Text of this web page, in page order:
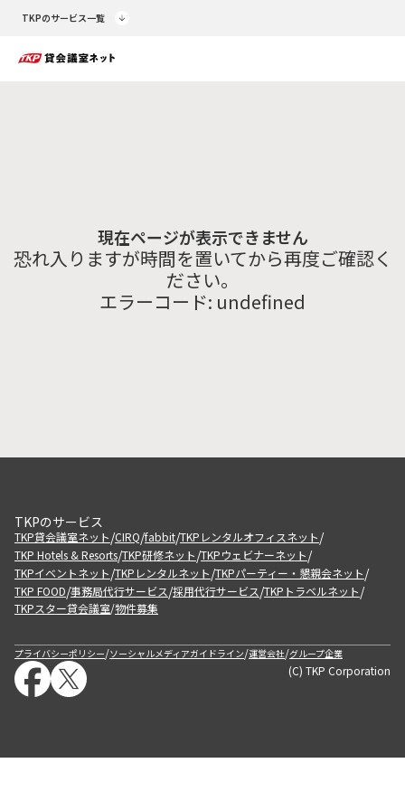
TKPのサービス一覧
現在ページが表示できません
恐れ入りますが時間を置いてから再度ご確認く
ださい。
エラーコード: undefined
TKPのサービス
TKP貸会議室ネット/CIRQ/fabbit/TKPレンタルオフィスネット/
TKP Hotels & Resorts/TKP研修ネット/TKPウェビナーネット/
TKPイベントネット/TKPレンタルネット/TKPパーティー・懇親会ネット/
TKP FOOD/事務局代行サービス/採用代行サービス/TKPトラベルネット/
TKPスター貸会議室/物件募集
プライバシーポリシー/ソーシャルメディアガイドライン/運営会社/グループ企業
(C) TKP Corporation